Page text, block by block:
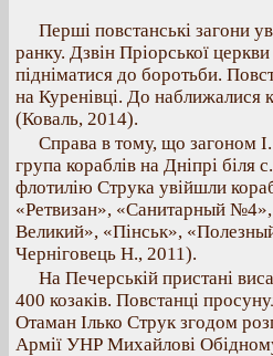
Перші повстанські загони
ранку. Дзвін Пріорської
підніматися до боротьби.
на Куренівці. До наближалися
(Коваль, 2014).
Справа в тому, що загоном
група кораблів на Дніпрі біля
флотилію Струка увійшли
«Ретвизан», «Санитарный
Великий», «Пінськ»,
Черніговець Н., 2011).
На Печерській пристані
400 козаків. Повстанці
Отаман Ілько Струк згодом
Армії УНР Михайлові